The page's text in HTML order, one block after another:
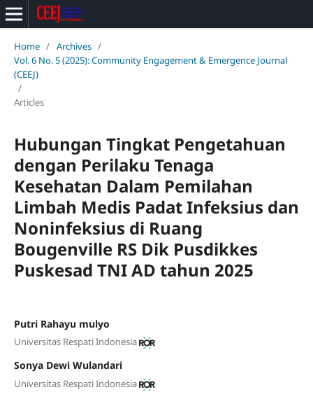
Home / Archives /
Vol. 6 No. 5 (2025): Community Engagement & Emergence Journal
(CEEJ)
/
Articles
Hubungan Tingkat Pengetahuan
dengan Perilaku Tenaga
Kesehatan Dalam Pemilahan
Limbah Medis Padat Infeksius dan
Noninfeksius di Ruang
Bougenville RS Dik Pusdikkes
Puskesad TNI AD tahun 2025
Putri Rahayu mulyo
Universitas Respati Indonesia
Sonya Dewi Wulandari
Universitas Respati Indonesia